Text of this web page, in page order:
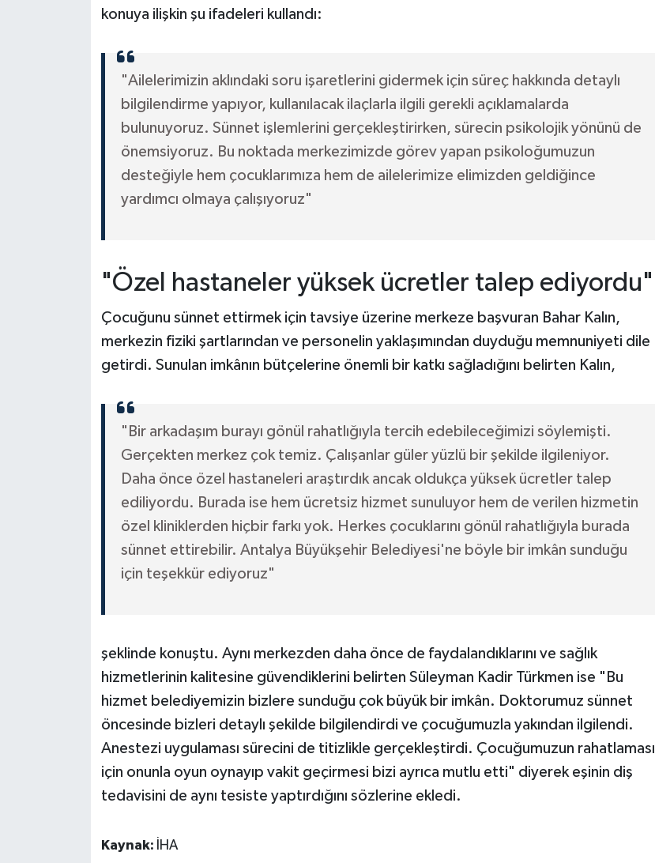
konuya ilişkin şu ifadeleri kullandı:
"Ailelerimizin aklındaki soru işaretlerini gidermek için süreç hakkında detaylı
bilgilendirme yapıyor, kullanılacak ilaçlarla ilgili gerekli açıklamalarda
bulunuyoruz. Sünnet işlemlerini gerçekleştirirken, sürecin psikolojik yönünü de
önemsiyoruz. Bu noktada merkezimizde görev yapan psikoloğumuzun
desteğiyle hem çocuklarımıza hem de ailelerimize elimizden geldiğince
yardımcı olmaya çalışıyoruz"
"Özel hastaneler yüksek ücretler talep ediyordu"
Çocuğunu sünnet ettirmek için tavsiye üzerine merkeze başvuran Bahar Kalın,
merkezin fiziki şartlarından ve personelin yaklaşımından duyduğu memnuniyeti dile
getirdi. Sunulan imkânın bütçelerine önemli bir katkı sağladığını belirten Kalın,
"Bir arkadaşım burayı gönül rahatlığıyla tercih edebileceğimizi söylemişti.
Gerçekten merkez çok temiz. Çalışanlar güler yüzlü bir şekilde ilgileniyor.
Daha önce özel hastaneleri araştırdık ancak oldukça yüksek ücretler talep
ediliyordu. Burada ise hem ücretsiz hizmet sunuluyor hem de verilen hizmetin
özel kliniklerden hiçbir farkı yok. Herkes çocuklarını gönül rahatlığıyla burada
sünnet ettirebilir. Antalya Büyükşehir Belediyesi'ne böyle bir imkân sunduğu
için teşekkür ediyoruz"
şeklinde konuştu. Aynı merkezden daha önce de faydalandıklarını ve sağlık
hizmetlerinin kalitesine güvendiklerini belirten Süleyman Kadir Türkmen ise "Bu
hizmet belediyemizin bizlere sunduğu çok büyük bir imkân. Doktorumuz sünnet
öncesinde bizleri detaylı şekilde bilgilendirdi ve çocuğumuzla yakından ilgilendi.
Anestezi uygulaması sürecini de titizlikle gerçekleştirdi. Çocuğumuzun rahatlaması
için onunla oyun oynayıp vakit geçirmesi bizi ayrıca mutlu etti" diyerek eşinin diş
tedavisini de aynı tesiste yaptırdığını sözlerine ekledi.
Kaynak: İHA